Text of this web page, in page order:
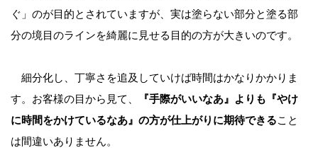
ぐ」のが目的とされていますが、実は塗らない部分と塗る部
分の境目のラインを綺麗に見せる目的の方が大きいのです。
細分化し、丁寧さを追及していけば時間はかなりかかりま
す。お客様の目から見て、
『手際がいいなあ』よりも『やけ
に時間をかけているなあ』の方が仕上がりに期待できること
は間違いありません。